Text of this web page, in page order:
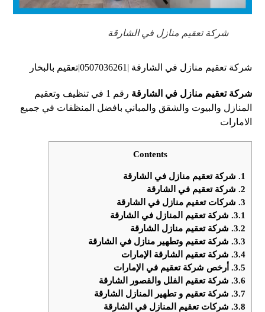
شركة تعقيم منازل في الشارقة
شركة تعقيم منازل في الشارقة |0507036261|تعقيم بالبخار
شركة تعقيم منازل في الشارقة
رقم 1 في تنظيف وتعقيم
المنازل والبيوت والشقق والمباني بافضل المنظفات في جميع
الامارات
Contents
1. شركة تعقيم منازل في الشارقة
2. شركة تعقيم في الشارقة
3. شركات تعقيم منازل في الشارقة
3.1. شركة تعقيم المنازل في الشارقة
3.2. شركة تعقيم منازل الشارقة
3.3. شركة تعقيم وتطهير منازل في الشارقة
3.4. شركة تعقيم الشارقة الإمارات
3.5. أرخص شركة تعقيم في الإمارات
3.6. شركة تعقيم الفلل والقصور الشارقة
3.7. شركة تعقيم و تطهير المنازل الشارقة
3.8. شركات تعقيم المنازل في الشارقة